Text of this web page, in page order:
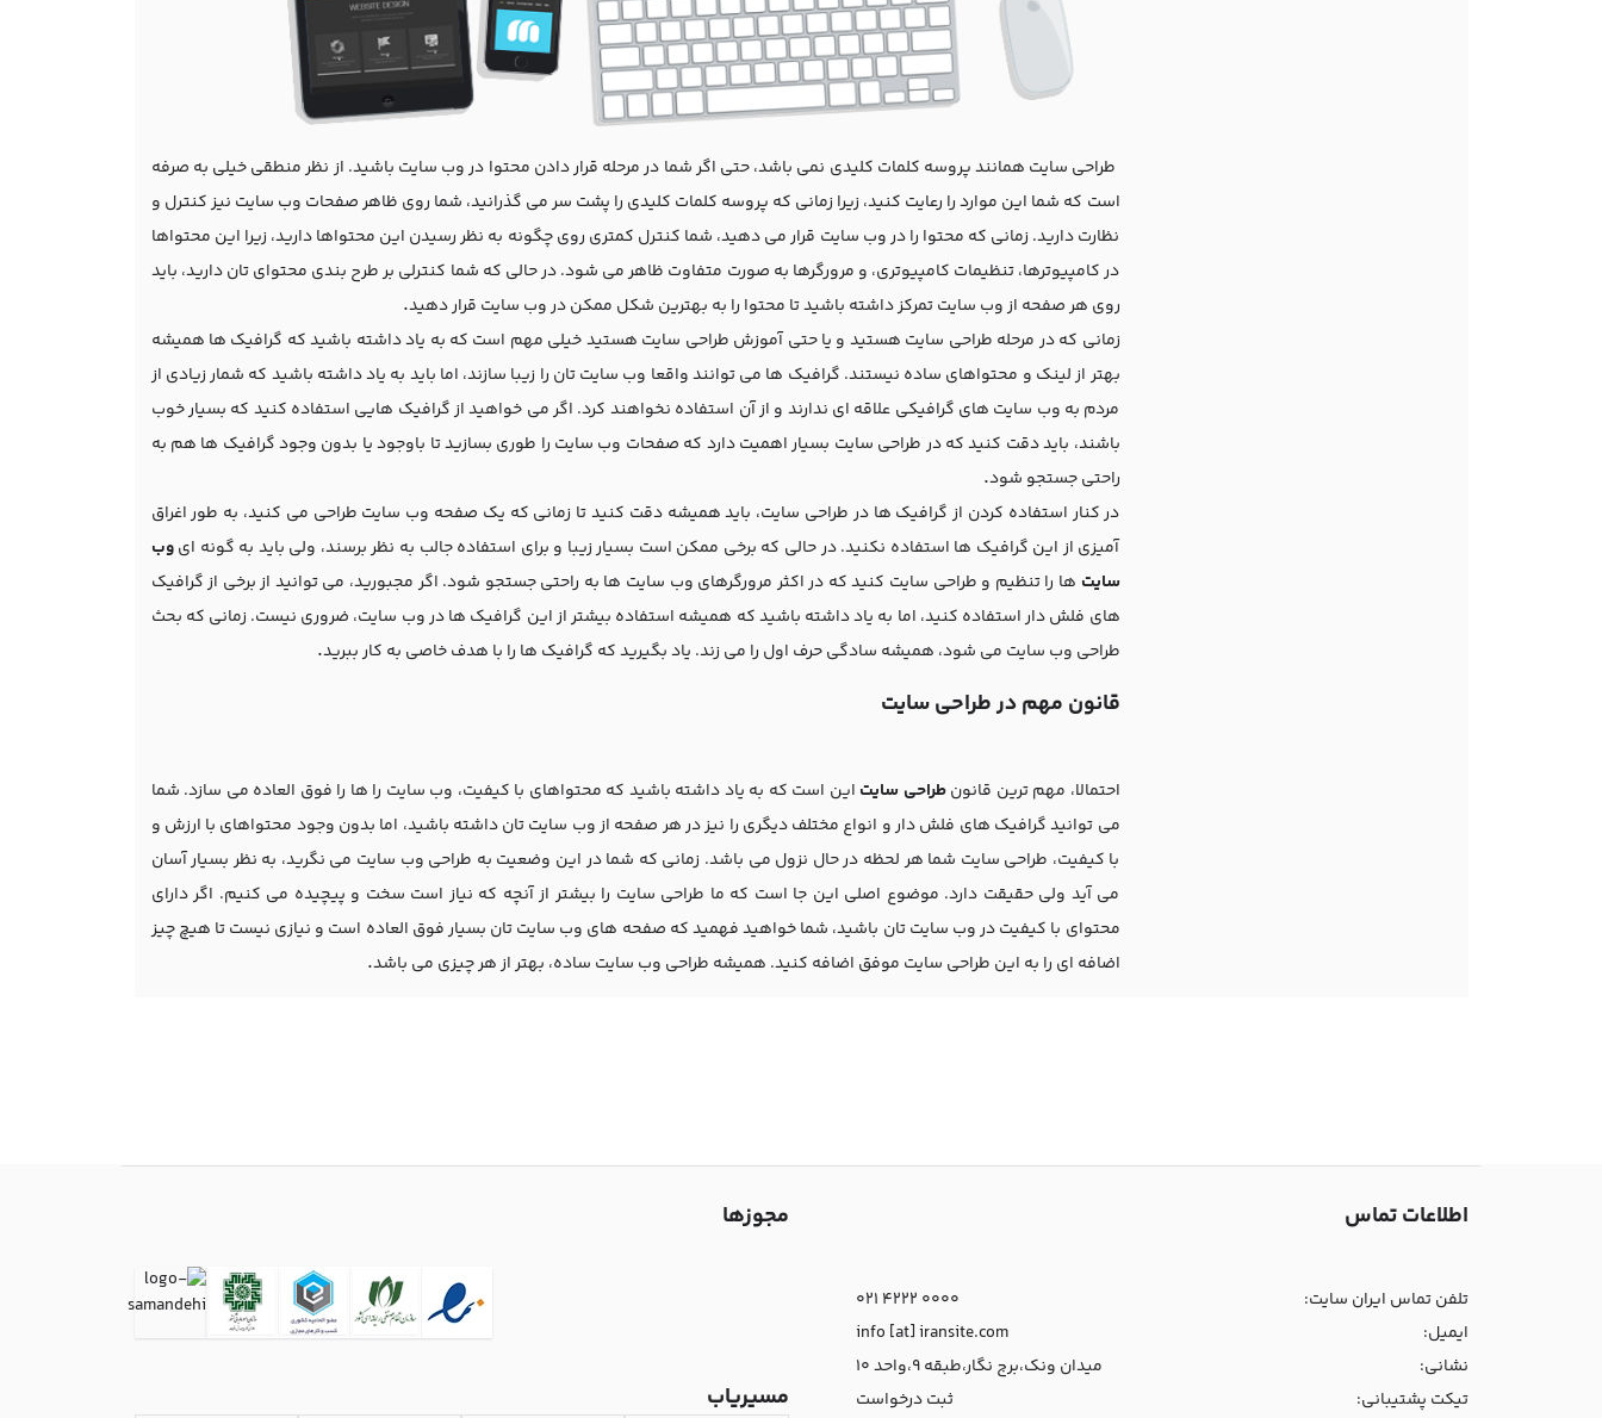
طراحی سایت همانند پروسه کلمات کلیدی نمی باشد، حتی اگر شما در مرحله قرار دادن محتوا در وب سایت باشید. از نظر منطقی خیلی به صرفه
است که شما این موارد را رعایت کنید، زیرا زمانی که پروسه کلمات کلیدی را پشت سر می گذرانید، شما روی ظاهر صفحات وب سایت نیز کنترل و
نظارت دارید. زمانی که محتوا را در وب سایت قرار می دهید، شما کنترل کمتری روی چگونه به نظر رسیدن این محتواها دارید، زیرا این محتواها
در کامپیوترها، تنظیمات کامپیوتری، و مرورگرها به صورت متفاوت ظاهر می شود. در حالی که شما کنترلی بر طرح بندی محتوای تان دارید، باید
روی هر صفحه از وب سایت تمرکز داشته باشید تا محتوا را به بهترین شکل ممکن در وب سایت قرار دهید.
زمانی که در مرحله طراحی سایت هستید و یا حتی آموزش طراحی سایت هستید خیلی مهم است که به یاد داشته باشید که گرافیک ها همیشه
بهتر از لینک و محتواهای ساده نیستند. گرافیک ها می توانند واقعا وب سایت تان را زیبا سازند، اما باید به یاد داشته باشید که شمار زیادی از
مردم به وب سایت های گرافیکی علاقه ای ندارند و از آن استفاده نخواهند کرد. اگر می خواهید از گرافیک هایی استفاده کنید که بسیار خوب
باشند، باید دقت کنید که در طراحی سایت بسیار اهمیت دارد که صفحات وب سایت را طوری بسازید تا باوجود یا بدون وجود گرافیک ها هم به
راحتی جستجو شود.
در کنار استفاده کردن از گرافیک ها در طراحی سایت، باید همیشه دقت کنید تا زمانی که یک صفحه وب سایت طراحی می کنید، به طور اغراق
آمیزی از این گرافیک ها استفاده نکنید. در حالی که برخی ممکن است بسیار زیبا و برای استفاده جالب به نظر برسند، ولی باید به گونه ایوب
سایت ها را تنظیم و طراحی سایت کنید که در اکثر مرورگرهای وب سایت ها به راحتی جستجو شود. اگر مجبورید، می توانید از برخی از گرافیک
های فلش دار استفاده کنید، اما به یاد داشته باشید که همیشه استفاده بیشتر از این گرافیک ها در وب سایت، ضروری نیست. زمانی که بحث
طراحی وب سایت می شود، همیشه سادگی حرف اول را می زند. یاد بگیرید که گرافیک ها را با هدف خاصی به کار ببرید.
قانون مهم در طراحی سایت
احتمالا، مهم ترین قانونطراحی سایت این است که به یاد داشته باشید که محتواهای با کیفیت، وب سایت را ها را فوق العاده می سازد. شما
می توانید گرافیک های فلش دار و انواع مختلف دیگری را نیز در هر صفحه از وب سایت تان داشته باشید، اما بدون وجود محتواهای با ارزش و
با کیفیت، طراحی سایت شما هر لحظه در حال نزول می باشد. زمانی که شما در این وضعیت به طراحی وب سایت می نگرید، به نظر بسیار آسان
می آید ولی حقیقت دارد. موضوع اصلی این جا است که ما طراحی سایت را بیشتر از آنچه که نیاز است سخت و پیچیده می کنیم. اگر دارای
محتوای با کیفیت در وب سایت تان باشید، شما خواهید فهمید که صفحه های وب سایت تان بسیار فوق العاده است و نیازی نیست تا هیچ چیز
اضافه ای را به این طراحی سایت موفق اضافه کنید. همیشه طراحی وب سایت ساده، بهتر از هر چیزی می باشد.
اطلاعات تماس
تلفن تماس ایران سایت:
021 4222 0000
ایمیل:
info [at] iransite.com
نشانی:
میدان ونک،برج نگار،طبقه 9،واحد 10
تیکت پشتیبانی:
ثبت درخواست
مجوزها
مسیریاب